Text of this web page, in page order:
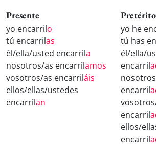
Presente
yo encarrilo
tú encarrilas
él/ella/usted encarrila
nosotros/as encarrilamos
vosotros/as encarriláis
ellos/ellas/ustedes
encarrilan
yo he
tú has
él/ella/
encarril
encarril
encarril
ellos/
encarril